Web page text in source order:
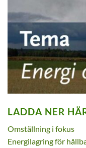
LADDA NER
Omställning i fokus
Energilagring för